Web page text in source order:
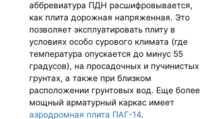
аббревиатура ПДН расшифровывается,
как плита дорожная напряженная. Это
позволяет эксплуатировать плиту в
условиях особо сурового климата (где
температура опускается до минус 55
градусов), на просадочных и пучинистых
грунтах, а также при близком
расположении грунтовых вод. Еще более
мощный арматурный каркас имеет
аэродромная плита ПАГ-14.